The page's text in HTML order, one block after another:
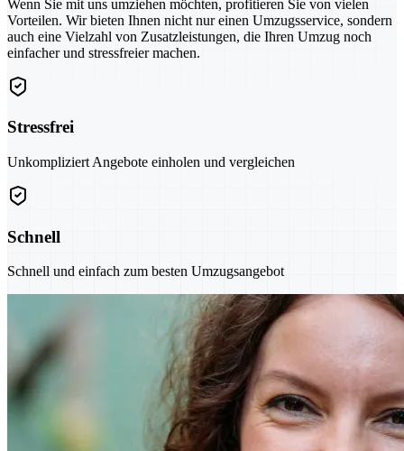
Wenn Sie mit uns umziehen möchten, profitieren Sie von vielen
Vorteilen. Wir bieten Ihnen nicht nur einen Umzugsservice, sondern
auch eine Vielzahl von Zusatzleistungen, die Ihren Umzug noch
einfacher und stressfreier machen.
Stressfrei
Unkompliziert Angebote einholen und vergleichen
Schnell
Schnell und einfach zum besten Umzugsangebot